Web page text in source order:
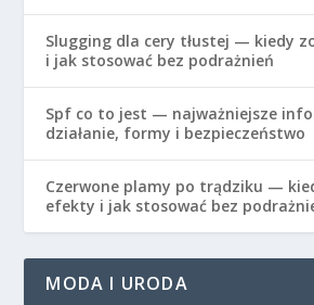
Slugging dla cery tłustej — kiedy
i jak stosować bez podrażnień
Spf co to jest — najważniejsze
działanie, formy i bezpieczeństwo
Czerwone plamy po trądziku —
efekty i jak stosować bez
MODA I URODA